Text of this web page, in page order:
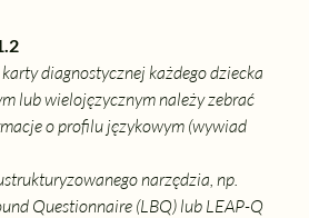
diagnostycznej każdego dziecka
lub wielojęzycznym należy zebrać
o profilu językowym (wywiad
narzędzia, np.
Questionnaire (LBQ) lub LEAP-Q